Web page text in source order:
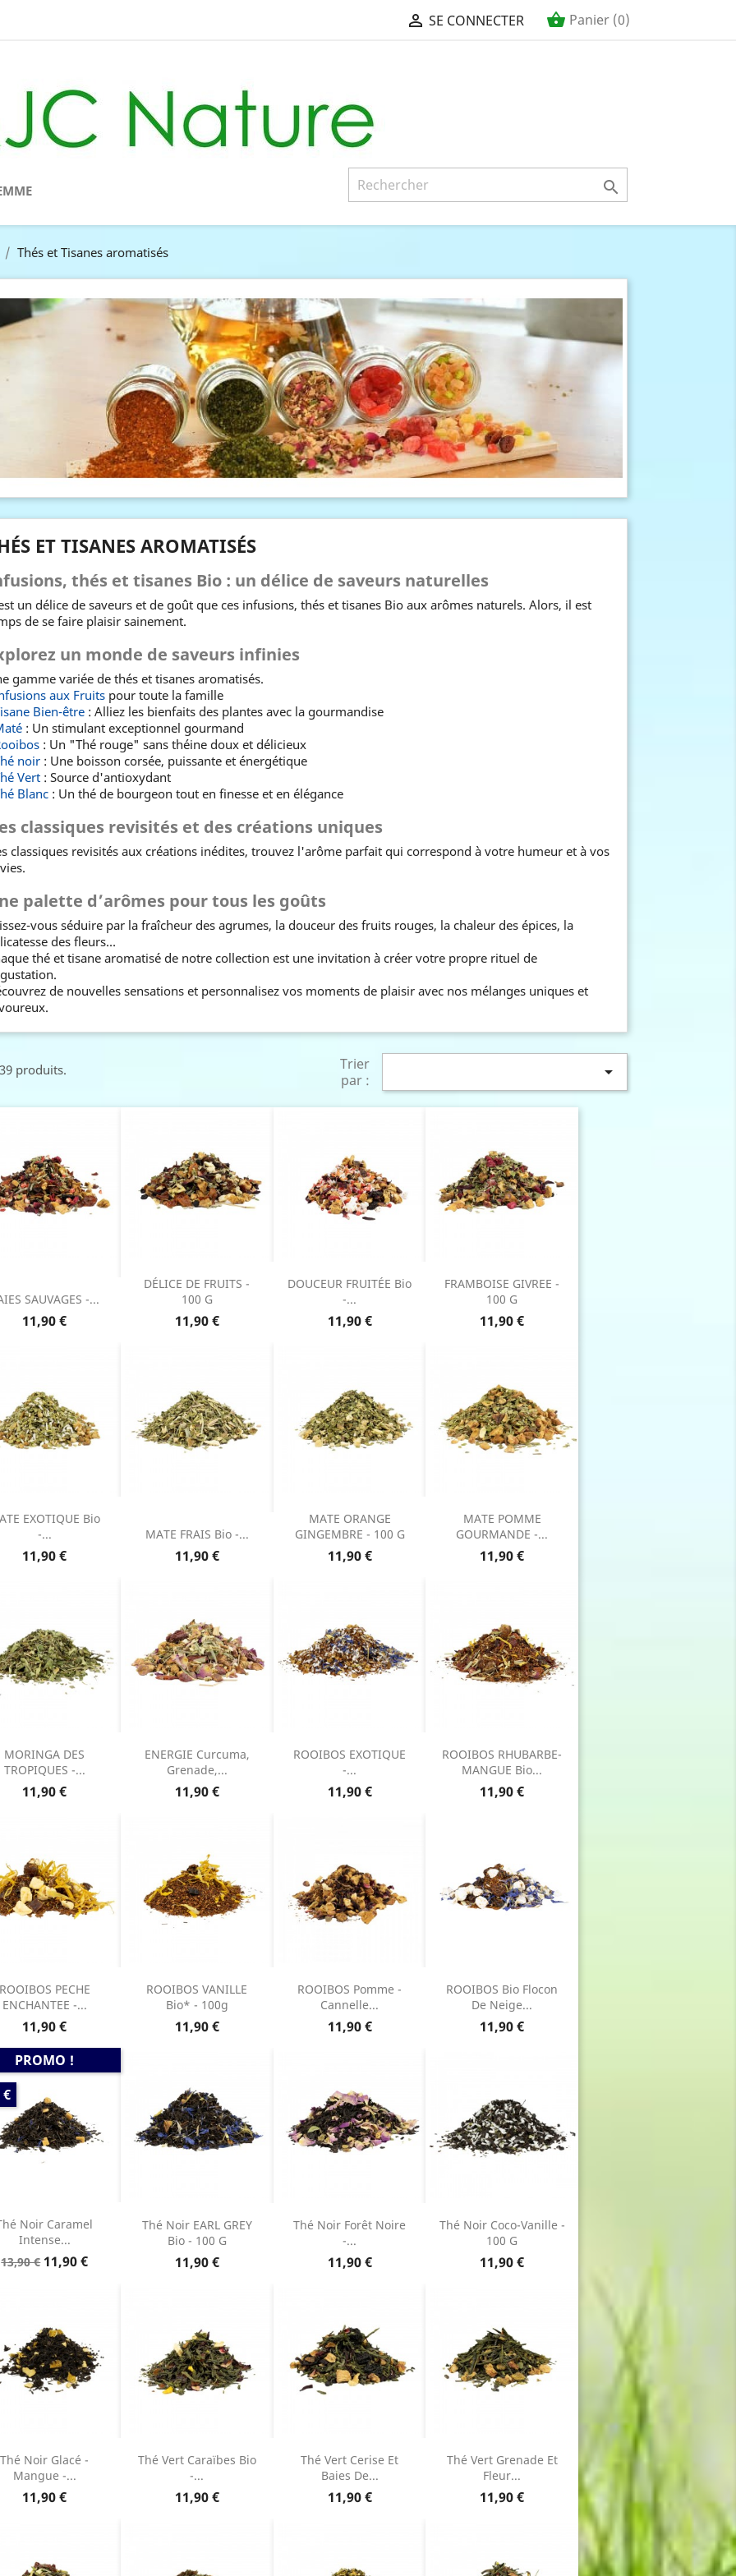
 SE CONNECTER shopping_basket Panier (0)

Thés et Tisanes aromatisés
ET TISANES AROMATISÉS
thés et tisanes Bio : un délice de saveurs naturelles
un délice de saveurs et de goût que ces infusions, thés et tisanes Bio aux arômes naturels. Alors, il est
de se faire plaisir sainement.
un monde de saveurs infinies
gamme variée de thés et tisanes aromatisés.
aux Fruitspour toute la famille
Bien-être: Alliez les bienfaits des plantes avec la gourmandise
: Un stimulant exceptionnel gourmand
: Un "Thé rouge" sans théine doux et délicieux
noir: Une boisson corsée, puissante et énergétique
Vert: Source d'antioxydant
Blanc: Un thé de bourgeon tout en finesse et en élégance
classiques revisités et des créations uniques
classiques revisités aux créations inédites, trouvez l'arôme parfait qui correspond à votre humeur et à vos
palette d’arômes pour tous les goûts
vous séduire par la fraîcheur des agrumes, la douceur des fruits rouges, la chaleur des épices, la
des fleurs…
thé et tisane aromatisé de notre collection est une invitation à créer votre propre rituel de
de nouvelles sensations et personnalisez vos moments de plaisir avec nos mélanges uniques et
produits.
Trier
par :

SAUVAGES -...
Prix
11,90 €
DÉLICE DE FRUITS -
100 G
Prix
11,90 €
DOUCEUR FRUITÉE Bio
-...
Prix
11,90 €
FRAMBOISE GIVREE -
100 G
Prix
11,90 €
EXOTIQUE Bio
-...
Prix
11,90 €
MATE FRAIS Bio -...
Prix
11,90 €
MATE ORANGE
GINGEMBRE - 100 G
Prix
11,90 €
MATE POMME
GOURMANDE -...
Prix
11,90 €
MORINGA DES
TROPIQUES -...
Prix
11,90 €
ENERGIE Curcuma,
Grenade,...
Prix
11,90 €
ROOIBOS EXOTIQUE
-...
Prix
11,90 €
ROOIBOS RHUBARBE-
MANGUE Bio...
Prix
11,90 €
PECHE
ENCHANTEE -...
Prix
11,90 €
ROOIBOS VANILLE
Bio* - 100g
Prix
11,90 €
ROOIBOS Pomme -
Cannelle...
Prix
11,90 €
ROOIBOS Bio Flocon
De Neige...
Prix
11,90 €
Noir Caramel
Intense...
Prix
13,90 € Prix
11,90 €
PROMO !
Thé Noir EARL GREY
Bio - 100 G
Prix
11,90 €
Thé Noir Forêt Noire
-...
Prix
11,90 €
Thé Noir Coco-Vanille -
100 G
Prix
11,90 €
Thé Noir Glacé -
Mangue -...
Prix
11,90 €
Thé Vert Caraïbes Bio
-...
Prix
11,90 €
Thé Vert Cerise Et
Baies De...
Prix
11,90 €
Thé Vert Grenade Et
Fleur...
Prix
11,90 €